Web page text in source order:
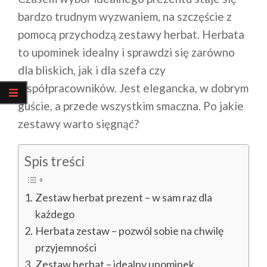
bardzo trudnym wyzwaniem, na szczęście z
pomocą przychodzą zestawy herbat. Herbata
to upominek idealny i sprawdzi się zarówno
dla bliskich, jak i dla szefa czy
współpracowników. Jest elegancka, w dobrym
guście, a przede wszystkim smaczna. Po jakie
zestawy warto sięgnąć?
Spis treści
Zestaw herbat prezent – w sam raz dla
każdego
Herbata zestaw – pozwól sobie na chwilę
przyjemności
Zestaw herbat – idealny upominek